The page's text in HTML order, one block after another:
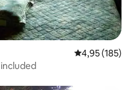
4,95 de uma
4,95 (185)